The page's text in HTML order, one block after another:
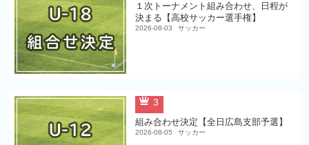
１次トーナメント組み合わせ、日程が
決まる【高校サッカー選手権】
2026-08-03 サッカー
3
組み合わせ決定【全日広島支部予選】
2026-08-05 サッカー